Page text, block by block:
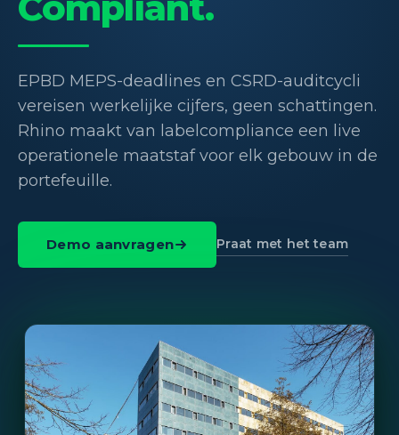
EPBD MEPS-deadlines en CSRD-auditcycli
vereisen werkelijke cijfers, geen schattingen.
Rhino maakt van labelcompliance een live
operationele maatstaf voor elk gebouw in de
portefeuille.
Demo aanvragen Praat met het team